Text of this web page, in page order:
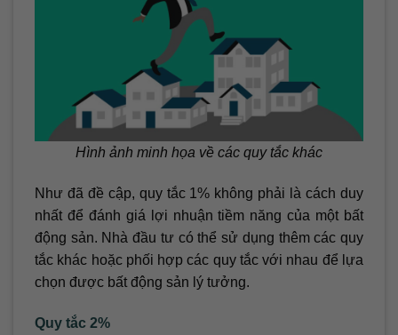
Hình ảnh minh họa về các quy tắc khác
Như đã đề cập, quy tắc 1% không phải là cách duy
nhất để đánh giá lợi nhuận tiềm năng của một bất
động sản. Nhà đầu tư có thể sử dụng thêm các quy
tắc khác hoặc phối hợp các quy tắc với nhau để lựa
chọn được bất động sản lý tưởng.
Quy tắc 2%